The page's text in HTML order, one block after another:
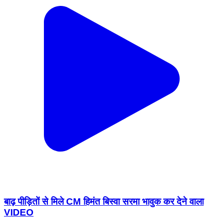
बाढ़ पीड़ितों से मिले CM हिमंत बिस्वा सरमा भावुक कर देने वाला
VIDEO